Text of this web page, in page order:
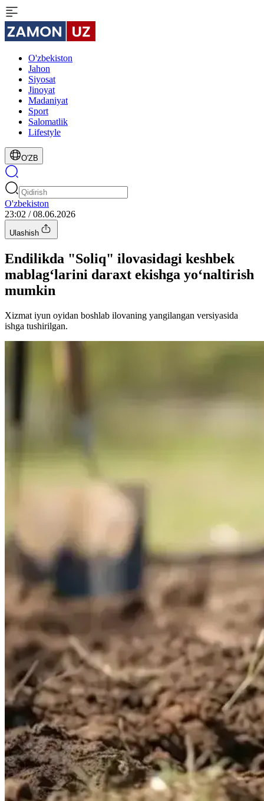
O'zbekiston
Jahon
Siyosat
Jinoyat
Madaniyat
Sport
Salomatlik
Lifestyle
O'ZB
O'zbekiston
23:02 / 08.06.2026
Ulashish
Endilikda "Soliq" ilovasidagi keshbek
mablag‘larini daraxt ekishga yo‘naltirish
mumkin
Xizmat iyun oyidan boshlab ilovaning yangilangan versiyasida
ishga tushirilgan.